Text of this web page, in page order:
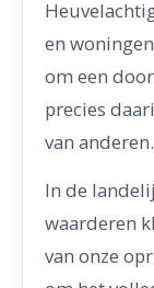
en
om een
precies
van anderen.
In de
waarderen
van onze